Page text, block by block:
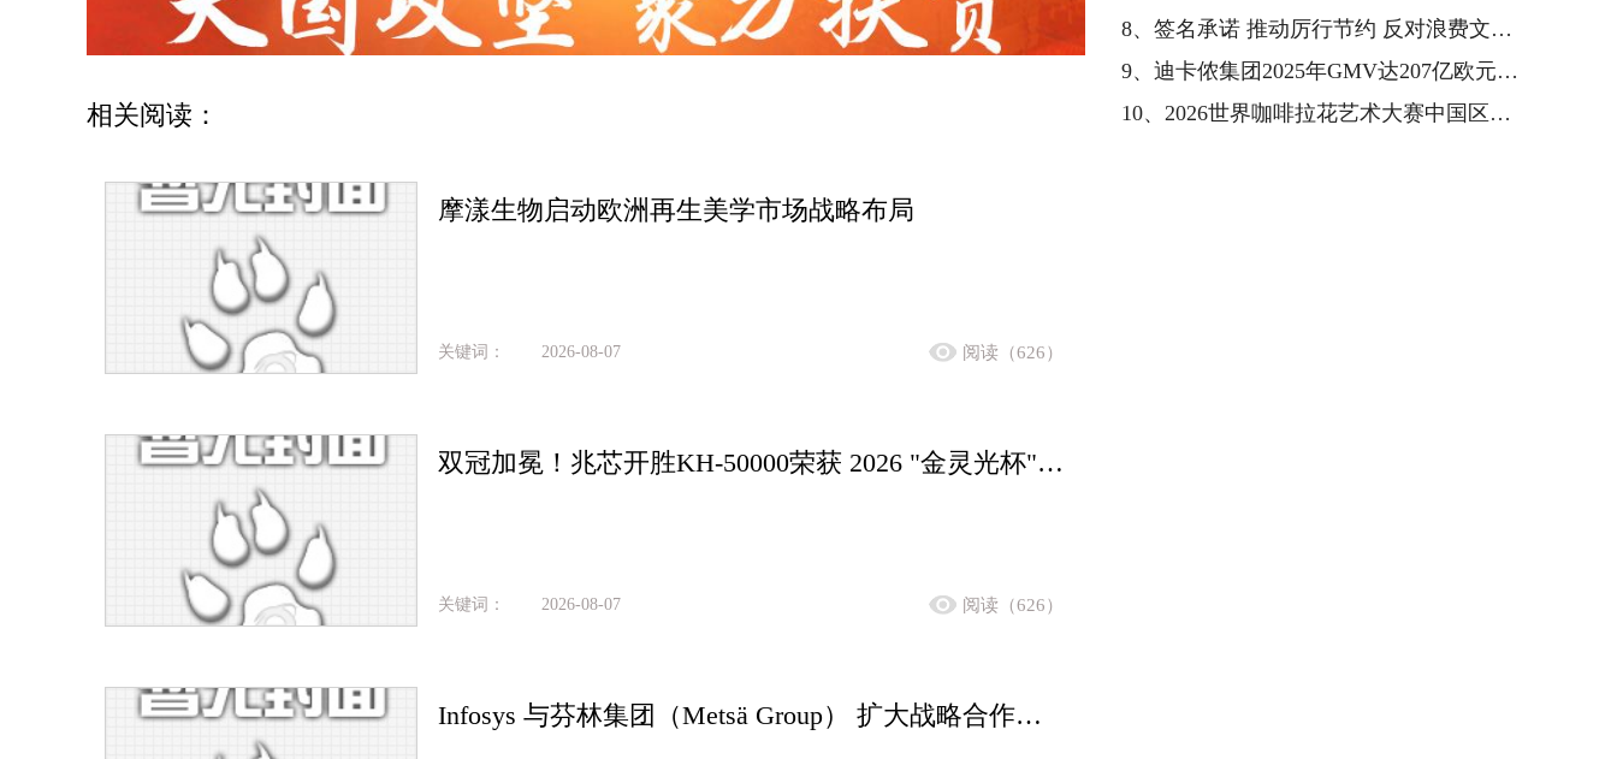
相关阅读：
摩漾生物启动欧洲再生美学市场战略布局
关键词： 2026-08-07 阅读（626）
双冠加冕！兆芯开胜KH‑50000荣获 2026 "金灵光杯" 专题赛一等奖、总决赛金奖
关键词： 2026-08-07 阅读（626）
Infosys 与芬林集团（Metsä Group） 扩大战略合作，推动人工智能驱动的 IT 转型
8、 签名承诺 推动厉行节约 反对浪费文明新风尚
9、 迪卡侬集团2025年GMV达207亿欧元，以全产业链一体化优势驱动业绩增长与可持续转型
10、 2026世界咖啡拉花艺术大赛中国区总决赛收官，雀巢专业餐饮以品质护航赛事